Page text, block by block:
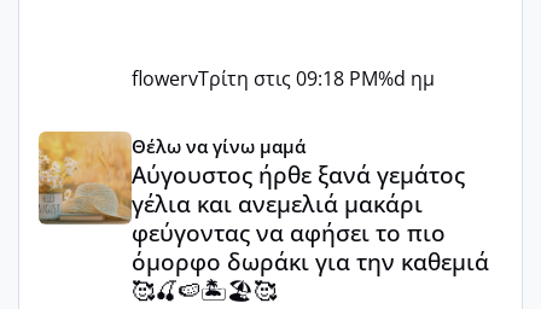
flowervΤρίτη στις 09:18 PM%d ημ
Αύγουστος ήρθε ξανά γεμάτος γέλια και ανεμελιά
Θέλω να γίνω μαμά
Αύγουστος ήρθε ξανά γεμάτος
γέλια και ανεμελιά μακάρι
φεύγοντας να αφήσει το πιο
όμορφο δωράκι για την καθεμιά
🥰🍒🍉🏝️🏖️🥰